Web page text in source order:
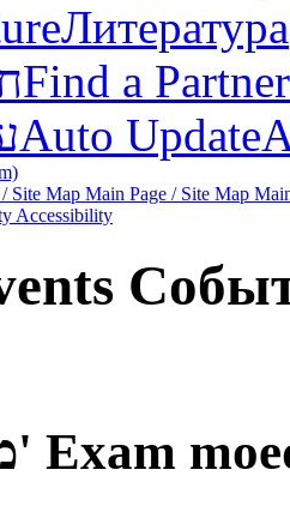
Литература
Find a Partner
Auto Update
Site Map Main Page / Site Map
Accessibility
מבחן מועד א' Exam